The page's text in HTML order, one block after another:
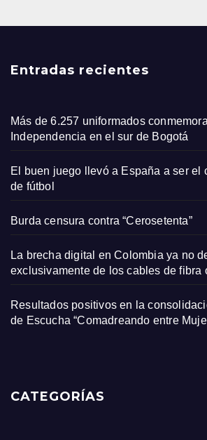
Entradas recientes
Más de 6.257 uniformados
Independencia en el sur de Bogotá
El buen juego llevó a España a ser el
de fútbol
Burda censura contra “Cerosetenta”
La brecha digital en Colombia ya no
exclusivamente de los cables de fibra
Resultados positivos en la
de Escucha “Comadreando entre
CATEGORÍAS